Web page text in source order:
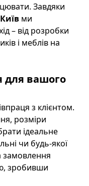
Завдяки
ми
– від розробки
і меблів на
для вашого
з клієнтом.
розміри
ідеальне
чи будь-якої
замовлення
зробивши